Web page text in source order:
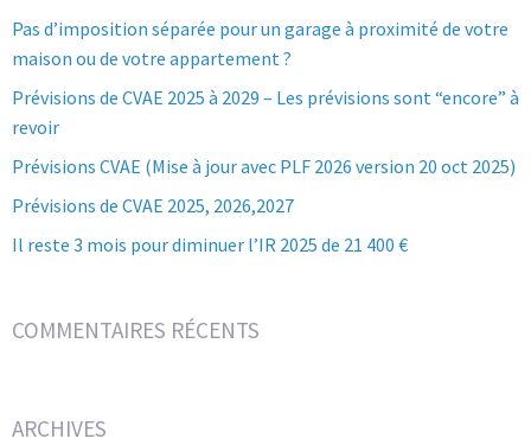
Pas d’imposition séparée pour un garage à proximité de votre
maison ou de votre appartement ?
Prévisions de CVAE 2025 à 2029 – Les prévisions sont “encore” à
revoir
Prévisions CVAE (Mise à jour avec PLF 2026 version 20 oct 2025)
Prévisions de CVAE 2025, 2026,2027
Il reste 3 mois pour diminuer l’IR 2025 de 21 400 €
COMMENTAIRES RÉCENTS
ARCHIVES